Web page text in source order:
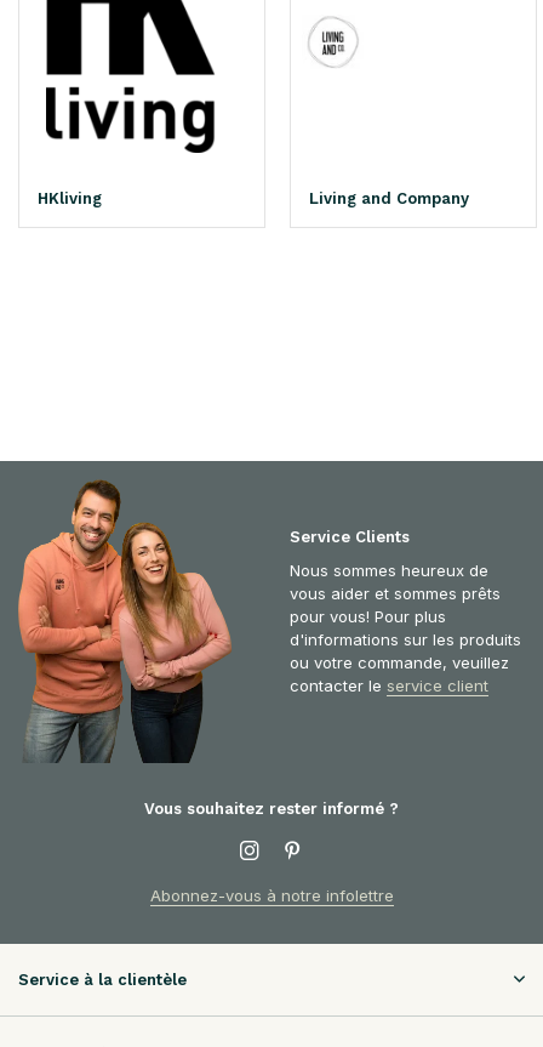
HKliving Living and Company
Service Clients
Nous sommes heureux de
vous aider et sommes prêts
pour vous! Pour plus
d'informations sur les produits
ou votre commande, veuillez
contacter le service client
Vous souhaitez rester informé ?
Abonnez-vous à notre infolettre
Service à la clientèle